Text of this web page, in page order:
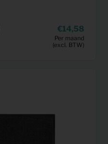
14,58
Per maand
(excl. BTW)